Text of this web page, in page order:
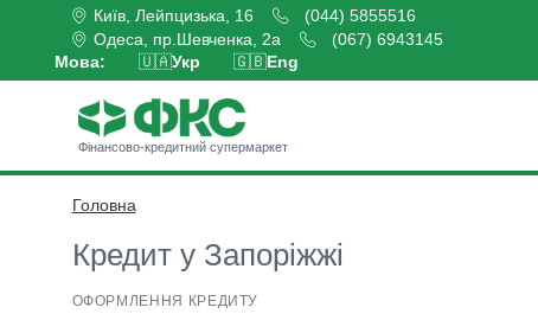
Київ, Лейпцизька, 16
(044) 5855516
Одеса, пр.Шевченка, 2а
(067) 6943145
Мова: 🇺🇦Укр 🇬🇧Eng
Фінансово-кредитний супермаркет
Головна
Кредит у Запоріжжі
ОФОРМЛЕННЯ КРЕДИТУ